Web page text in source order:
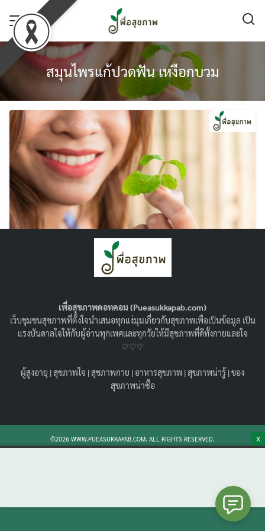
content
for:
Search
สมุนไพรแก้ปวดฟัน เหงือกบวม
7 สมุนไพรแก้ปวดฟัน ข่อย และอื่นๆ ช่วยรักษา
อาการปวดได้จริงไหม ?
ใครที่มองหาสมุนไพรแก้ปวดฟัน เหงือกบวม มาทางนี้เลย
เพราะเรามี สมุนไพรแก้ปวดฟัน ข่อย และอื่นๆ ที่จะช่วยให้
คุณทุเลาจากอาการปวดฟันได้
เพื่อสุขภาพดอทคอม (Pueasukkapab.com)
เว็บชุมชนสุขภาพที่ตั้งใจนำเสนอทุกแง่มุมเกี่ยวกับสุขภาพเพื่อเป็นข้อมูล เป็น
แรงบันดาลใจให้กับผู้อ่านทุกเพศและทุกวัยให้มีสุขภาพที่ดีทั้งกายและใจ
♡♡♡
ผู้สูงอายุ |สุขภาพใจ |สุขภาพกาย |อาหารสุขภาพ |สุขภาพน่ารู้ |ของ
สุขภาพน่าซื้อ
©2026 WWW.PUEASUKKAPAB.COM. ALL RIGHTS RESERVED. X